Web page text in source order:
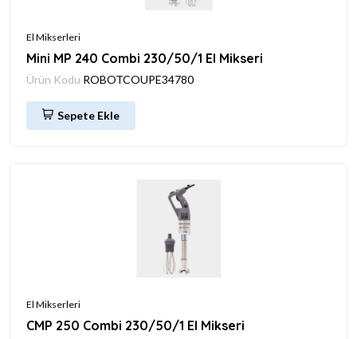
El Mikserleri
Mini MP 240 Combi 230/50/1 El Mikseri
Ürün Kodu ROBOTCOUPE34780
Sepete Ekle
El Mikserleri
CMP 250 Combi 230/50/1 El Mikseri